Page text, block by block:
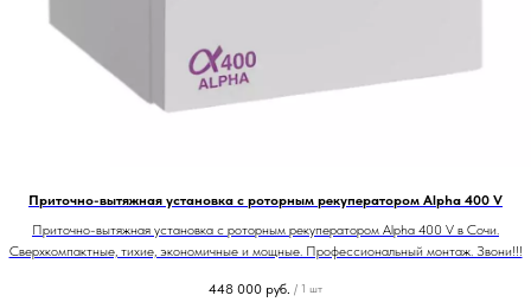
Приточно-вытяжная установка с роторным рекуператором Alpha 400 V
Приточно-вытяжная установка с роторным рекуператором Alpha 400 V в Сочи.
Сверхкомпактные, тихие, экономичные и мощные. Профессиональный монтаж. Звони!!!
448 000 руб. / 1 шт